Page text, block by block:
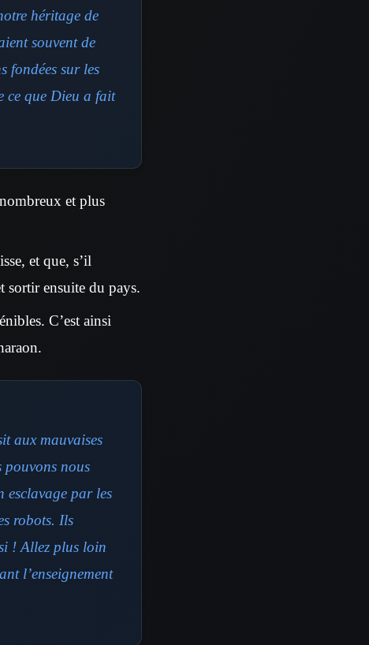
héritage de
souvent de
fondées sur les
ce que Dieu a fait
et plus
et que, s’il
sortir ensuite du pays.
C’est ainsi
aux mauvaises
nous
esclavage par les
robots. Ils
! Allez plus loin
l’enseignement